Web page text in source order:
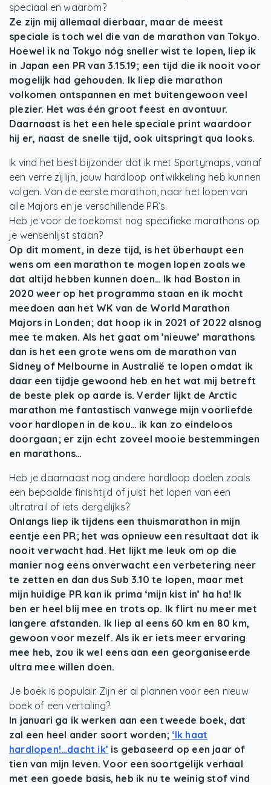
speciaal en waarom?
Ze zijn mij allemaal dierbaar, maar de meest
speciale is toch wel die van de marathon van Tokyo.
Hoewel ik na Tokyo nóg sneller wist te lopen, liep ik
in Japan een PR van 3.15.19; een tijd die ik nooit voor
mogelijk had gehouden. Ik liep die marathon
volkomen ontspannen en met buitengewoon veel
plezier. Het was één groot feest en avontuur.
Daarnaast is het een hele speciale print waardoor
hij er, naast de snelle tijd, ook uitspringt qua looks.
Ik vind het best bijzonder dat ik met Sportymaps, vanaf
een verre zijlijn, jouw hardloop ontwikkeling heb kunnen
volgen. Van de eerste marathon, naar het lopen van
alle Majors en je verschillende PR’s.
Heb je voor de toekomst nog specifieke marathons op
je wensenlijst staan?
Op dit moment, in deze tijd, is het überhaupt een
wens om een marathon te mogen lopen zoals we
dat altijd hebben kunnen doen… Ik had Boston in
2020 weer op het programma staan en ik mocht
meedoen aan het WK van de World Marathon
Majors in Londen; dat hoop ik in 2021 of 2022 alsnog
mee te maken. Als het gaat om ’nieuwe’ marathons
dan is het een grote wens om de marathon van
Sidney of Melbourne in Australië te lopen omdat ik
daar een tijdje gewoond heb en het wat mij betreft
de beste plek op aarde is. Verder lijkt de Arctic
marathon me fantastisch vanwege mijn voorliefde
voor hardlopen in de kou… ik kan zo eindeloos
doorgaan; er zijn echt zoveel mooie bestemmingen
en marathons…
Heb je daarnaast nog andere hardloop doelen zoals
een bepaalde finishtijd of juist het lopen van een
ultratrail of iets dergelijks?
Onlangs liep ik tijdens een thuismarathon in mijn
eentje een PR; het was opnieuw een resultaat dat ik
nooit verwacht had. Het lijkt me leuk om op die
manier nog eens onverwacht een verbetering neer
te zetten en dan dus Sub 3.10 te lopen, maar met
mijn huidige PR kan ik prima ‘mijn kist in’ ha ha! Ik
ben er heel blij mee en trots op. Ik flirt nu meer met
langere afstanden. Ik liep al eens 60 km en 80 km,
gewoon voor mezelf. Als ik er iets meer ervaring
mee heb, zou ik wel eens aan een georganiseerde
ultra mee willen doen.
Je boek is populair. Zijn er al plannen voor een nieuw
boek of een vertaling?
In januari ga ik werken aan een tweede boek, dat
zal een heel ander soort worden; ‘Ik haat
hardlopen!…dacht ik’ is gebaseerd op een jaar of
tien van mijn leven. Voor een soortgelijk verhaal
met een goede basis, heb ik nu te weinig stof vind